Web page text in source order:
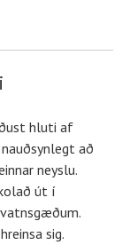
hluti af
að
neyslu.
út í
sig.